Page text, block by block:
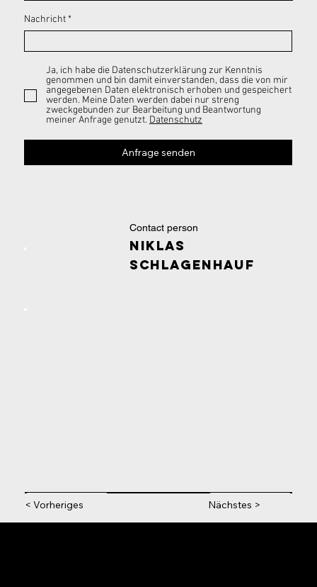
Nachricht
Ja, ich habe die Datenschutzerklärung zur Kenntnis
genommen und bin damit einverstanden, dass die von mir
angegebenen Daten elektronisch erhoben und gespeichert
werden. Meine Daten werden dabei nur streng
zweckgebunden zur Bearbeitung und Beantwortung
meiner Anfrage genutzt. Datenschutz
Anfrage senden
Contact person
Niklas
Schlagenhauf
< Vorheriges Nächstes >